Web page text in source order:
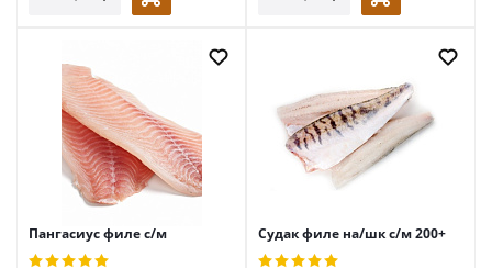
Пангасиус филе с/м Судак филе на/шк с/м 200+